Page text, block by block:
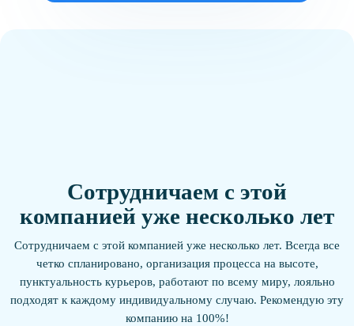
Сотрудничаем с этой
компанией уже несколько лет
Сотрудничаем с этой компанией уже несколько лет. Всегда все
четко спланировано, организация процесса на высоте,
пунктуальность курьеров, работают по всему миру, лояльно
подходят к каждому индивидуальному случаю. Рекомендую эту
компанию на 100%!